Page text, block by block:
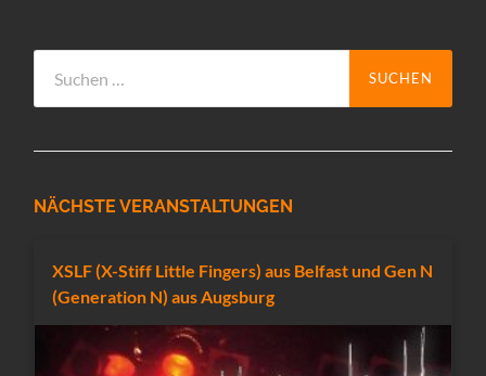
nach:
NÄCHSTE VERANSTALTUNGEN
XSLF (X-Stiff Little Fingers) aus Belfast und Gen N
(Generation N) aus Augsburg